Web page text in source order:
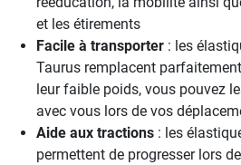
et les étirements
Facile à transporter : les
Taurus remplacent
leur faible poids, vous pouvez
avec vous lors de vos
Aide aux tractions : les
permettent de progresser lors